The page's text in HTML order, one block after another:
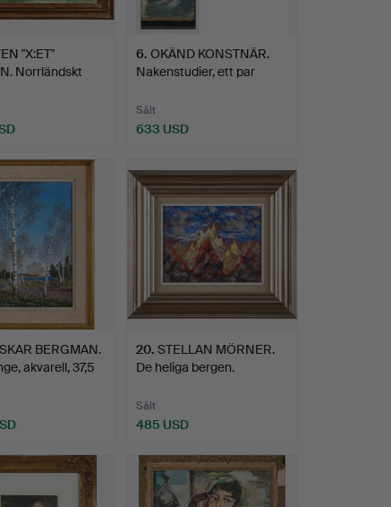
"X:ET"
Norrländskt
6. OKÄND KONSTNÄR.
Nakenstudier, ett par
Sålt
633 USD
BERGMAN.
akvarell, 37,5
20. STELLAN MÖRNER.
De heliga bergen.
Sålt
485 USD